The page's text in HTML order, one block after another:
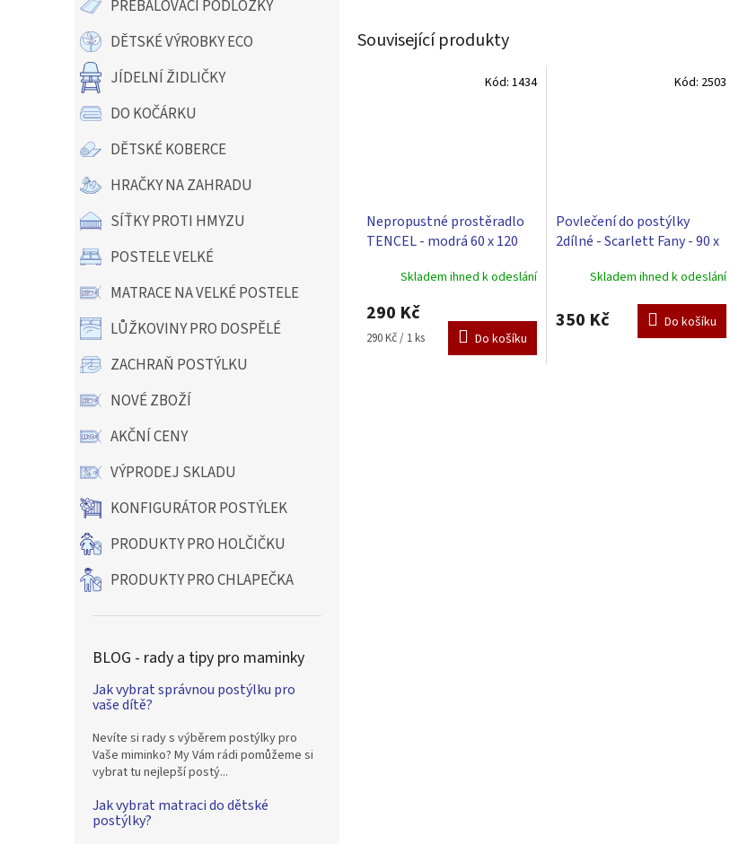
PŘEBALOVACÍ PODLOŽKY
DĚTSKÉ VÝROBKY ECO
JÍDELNÍ ŽIDLIČKY
DO KOČÁRKU
DĚTSKÉ KOBERCE
HRAČKY NA ZAHRADU
SÍŤKY PROTI HMYZU
POSTELE VELKÉ
MATRACE NA VELKÉ POSTELE
LŮŽKOVINY PRO DOSPĚLÉ
ZACHRAŇ POSTÝLKU
NOVÉ ZBOŽÍ
AKČNÍ CENY
VÝPRODEJ SKLADU
KONFIGURÁTOR POSTÝLEK
PRODUKTY PRO HOLČIČKU
PRODUKTY PRO CHLAPEČKA
BLOG - rady a tipy pro maminky
Jak vybrat správnou postýlku pro
vaše dítě?
Nevíte si rady s výběrem postýlky pro
Vaše miminko? My Vám rádi pomůžeme si
vybrat tu nejlepší postý...
Jak vybrat matraci do dětské
postýlky?
Související produkty
Nepropustné prostěradlo
TENCEL - modrá 60 x 120
Skladem ihned k odeslání
290 Kč
Měrná
290 Kč / 1 ks Do košíku
Kód: 1434
Povlečení do postýlky
2dílné - Scarlett Fany - 90 x
Skladem ihned k odeslání
350 Kč Do košíku
Kód: 2503